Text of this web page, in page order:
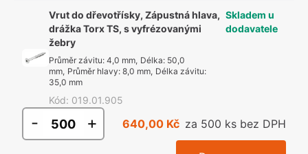
Vrut do dřevotřísky, Zápustná hlava,
drážka Torx TS, s vyfrézovanými
žebry
Průměr závitu: 4,0 mm, Délka: 50,0
mm, Průměr hlavy: 8,0 mm, Délka závitu:
35,0 mm
Kód: 019.01.905
Skladem u
dodavatele
- + 640,00 Kč za 500 ks bez DPH